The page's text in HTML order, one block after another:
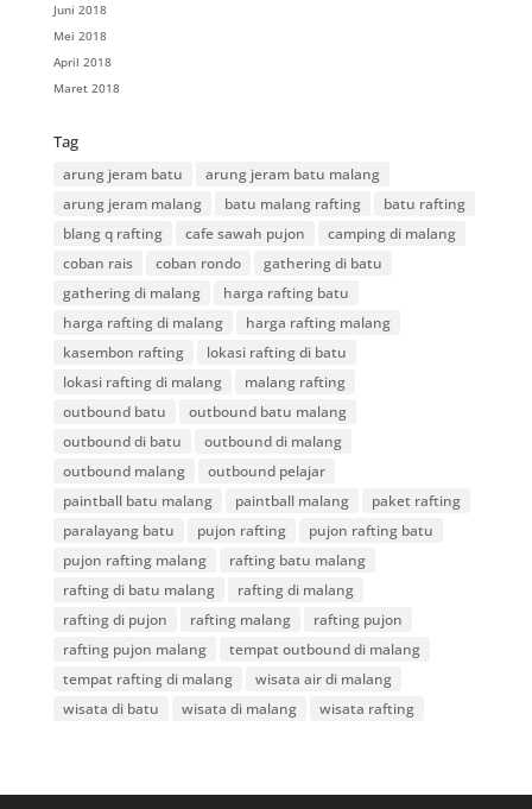
Juni 2018
Mei 2018
April 2018
Maret 2018
Tag
arung jeram batu
arung jeram batu malang
arung jeram malang
batu malang rafting
batu rafting
blang q rafting
cafe sawah pujon
camping di malang
coban rais
coban rondo
gathering di batu
gathering di malang
harga rafting batu
harga rafting di malang
harga rafting malang
kasembon rafting
lokasi rafting di batu
lokasi rafting di malang
malang rafting
outbound batu
outbound batu malang
outbound di batu
outbound di malang
outbound malang
outbound pelajar
paintball batu malang
paintball malang
paket rafting
paralayang batu
pujon rafting
pujon rafting batu
pujon rafting malang
rafting batu malang
rafting di batu malang
rafting di malang
rafting di pujon
rafting malang
rafting pujon
rafting pujon malang
tempat outbound di malang
tempat rafting di malang
wisata air di malang
wisata di batu
wisata di malang wisata rafting